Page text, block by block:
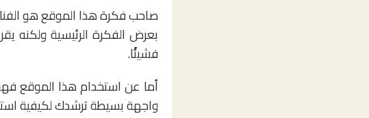
صاحب فكرة هذا الموقع هو
بعرض الفكرة الرئيسية ولكنه
فشيئًا.
أما عن استخدام هذا الموقع
واجهة بسيطة ترشدك لكيفية